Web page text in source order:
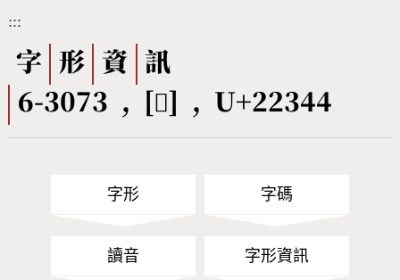
筆順序查詢
CNS查詢 Unicode查詢
字形下載
熱門查詢統計
:::
字 形 資
訊
6-3073 , [𢍄] , U+22344
字形 字碼
讀音 字形資訊